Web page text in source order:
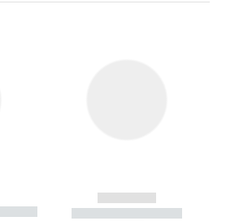
------------
----------- -----------